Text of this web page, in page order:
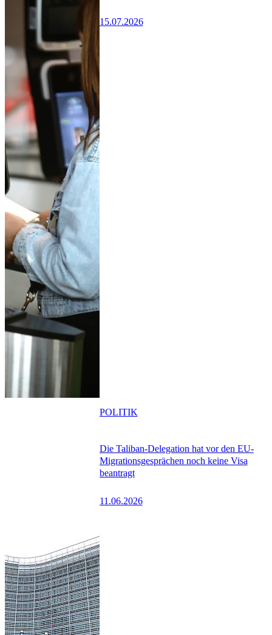
15.07.2026
Die Taliban-Delegation hat vor den EU-
Migrationsgesprächen noch keine Visa
beantragt
11.06.2026
POLITIK